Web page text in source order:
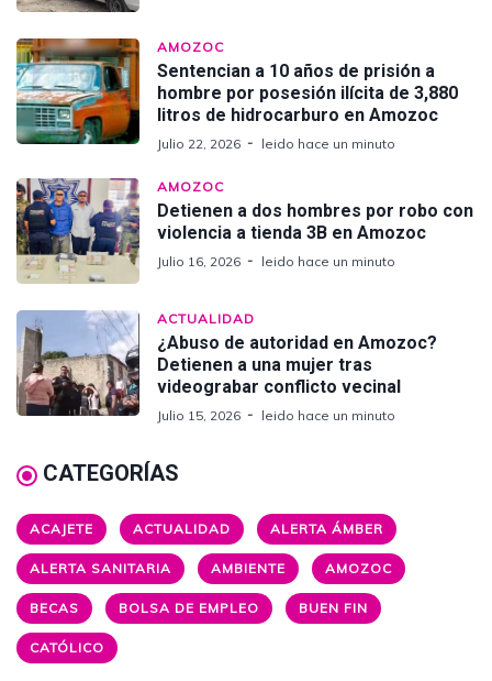
AMOZOC
Sentencian a 10 años de prisión a
hombre por posesión ilícita de 3,880
litros de hidrocarburo en Amozoc
Julio 22, 2026 leido hace un minuto
AMOZOC
Detienen a dos hombres por robo con
violencia a tienda 3B en Amozoc
Julio 16, 2026 leido hace un minuto
ACTUALIDAD
¿Abuso de autoridad en Amozoc?
Detienen a una mujer tras
videograbar conflicto vecinal
Julio 15, 2026 leido hace un minuto
CATEGORÍAS
ACAJETE ACTUALIDAD ALERTA ÁMBER
ALERTA SANITARIA AMBIENTE AMOZOC
BECAS BOLSA DE EMPLEO BUEN FIN
CATÓLICO